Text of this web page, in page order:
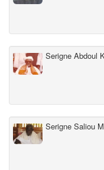
Serigne Abdoul
Serigne Saliou